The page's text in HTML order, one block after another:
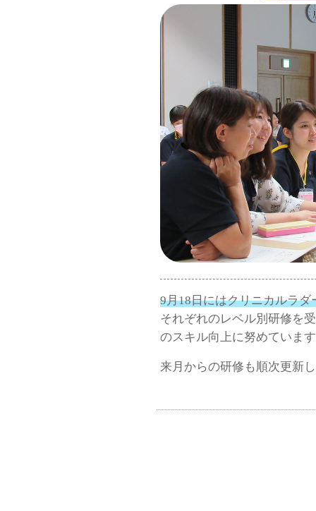
9月18日にはクリニカルラ
それぞれのレベル別研修を
のスキル向上に努めていま
来月からの研修も順次更新